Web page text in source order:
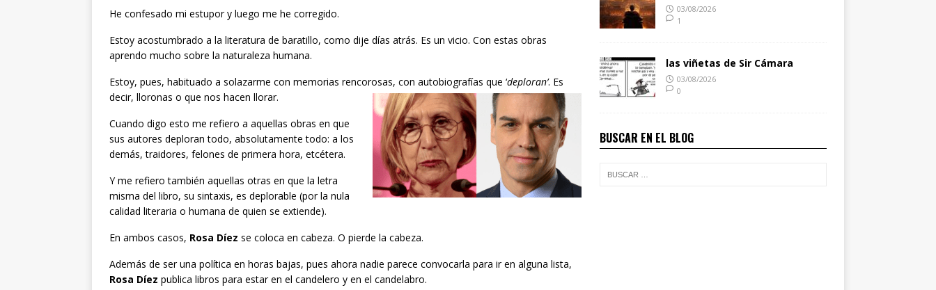
He confesado mi estupor y luego me he corregido.
Estoy acostumbrado a la literatura de baratillo, como dije días atrás. Es un vicio. Con estas obras
aprendo mucho sobre la naturaleza humana.
Estoy, pues, habituado a solazarme con memorias rencorosas, con autobiografías que ‘deploran’. Es
decir, lloronas o que nos hacen llorar.
Cuando digo esto me refiero a aquellas obras en que
sus autores deploran todo, absolutamente todo: a los
demás, traidores, felones de primera hora, etcétera.
Y me refiero también aquellas otras en que la letra
misma del libro, su sintaxis, es deplorable (por la nula
calidad literaria o humana de quien se extiende).
En ambos casos, Rosa Díez se coloca en cabeza. O pierde la cabeza.
Además de ser una política en horas bajas, pues ahora nadie parece convocarla para ir en alguna lista,
Rosa Díez publica libros para estar en el candelero y en el candelabro.
03/08/2026
1
las viñetas de Sir Cámara
03/08/2026
0
BUSCAR EN EL BLOG